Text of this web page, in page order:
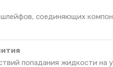
соединяющих
попадания жидкости на